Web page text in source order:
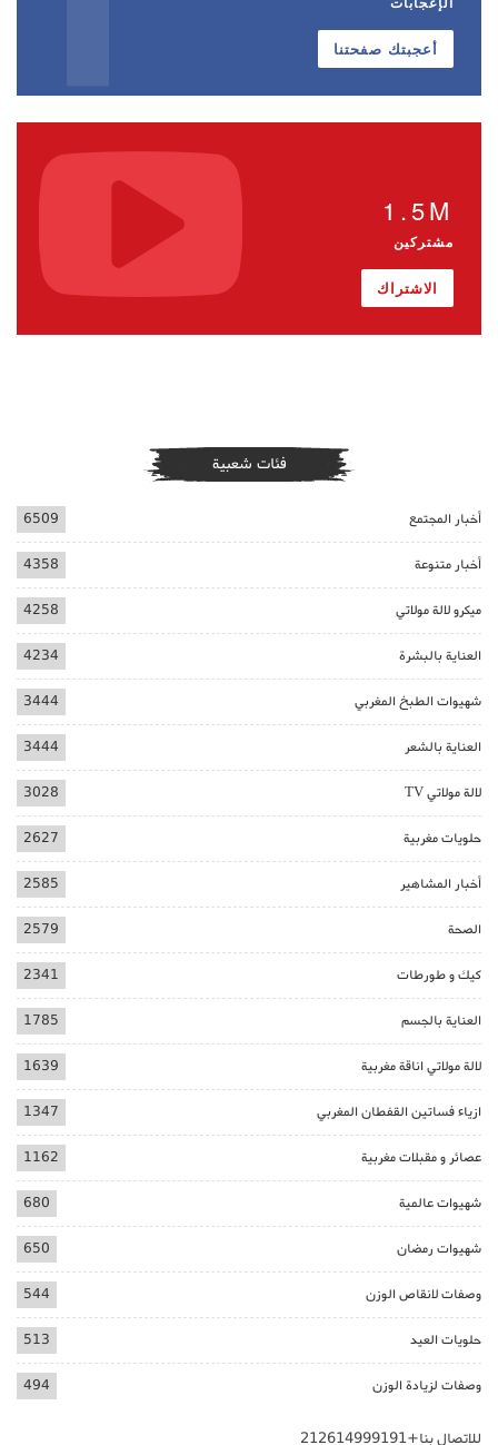
أعجبتك صفحتنا
1.5M
مشتركين
الاشتراك
فئات شعبية
أخبار المجتمع 6509
أخبار متنوعة 4358
ميكرو لالة مولاتي 4258
العناية بالبشرة 4234
شهيوات الطبخ المغربي 3444
العناية بالشعر 3444
لالة مولاتي TV 3028
حلويات مغربية 2627
أخبار المشاهير 2585
الصحة 2579
كيك و طورطات 2341
العناية بالجسم 1785
لالة مولاتي اناقة مغربية 1639
ازياء فساتين القفطان المغربي 1347
عصائر و مقبلات مغربية 1162
شهيوات عالمية 680
شهيوات رمضان 650
وصفات لانقاص الوزن 544
حلويات العيد 513
وصفات لزيادة الوزن 494
للاتصال بنا+212614999191